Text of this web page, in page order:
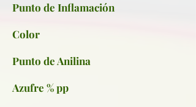
Punto de Inflamación
Color
Punto de Anilina
Azufre % pp